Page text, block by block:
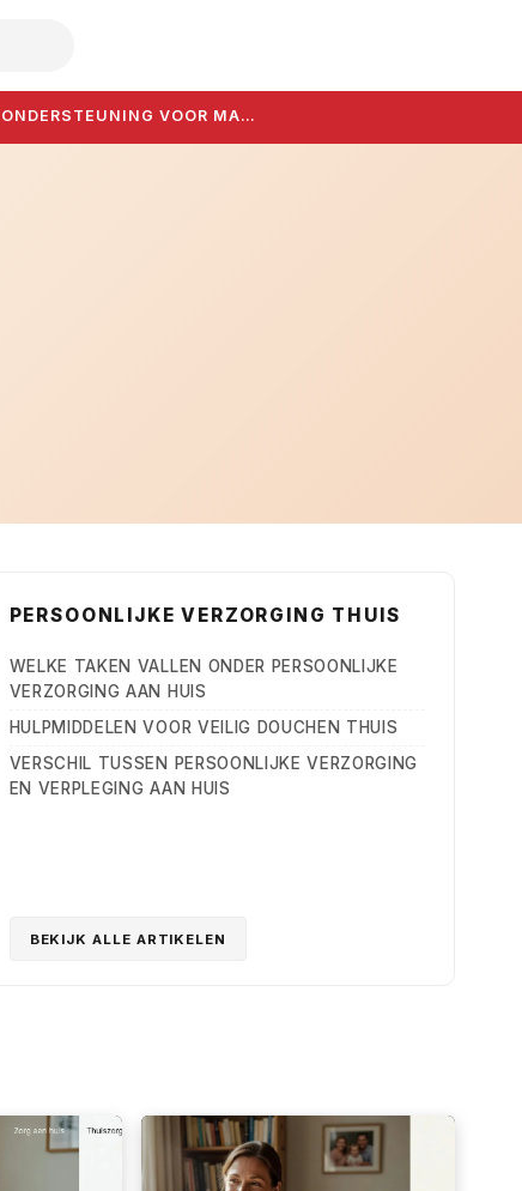
ONDERSTEUNING VOOR MA…
PERSOONLIJKE VERZORGING THUIS
WELKE TAKEN VALLEN ONDER PERSOONLIJKE
VERZORGING AAN HUIS
HULPMIDDELEN VOOR VEILIG DOUCHEN THUIS
VERSCHIL TUSSEN PERSOONLIJKE VERZORGING
EN VERPLEGING AAN HUIS
BEKIJK ALLE ARTIKELEN